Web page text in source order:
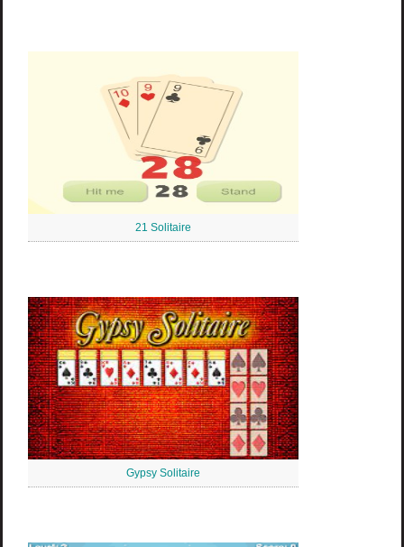
21 Solitaire
Gypsy Solitaire